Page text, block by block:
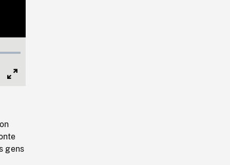
gens